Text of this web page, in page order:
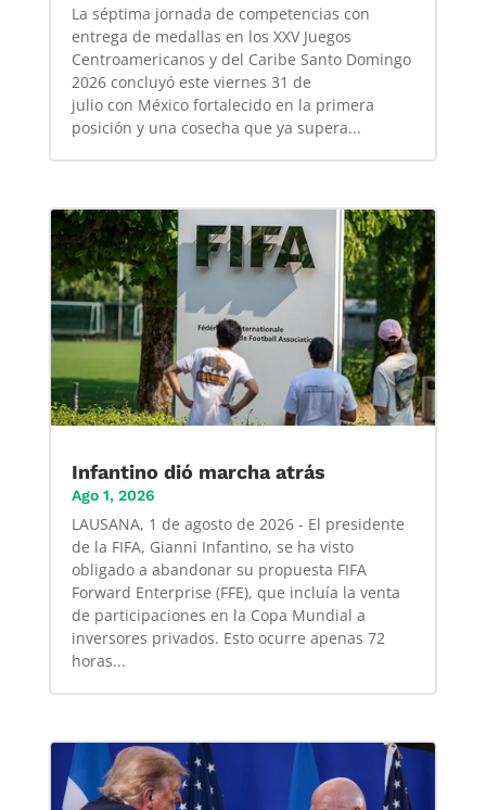
La séptima jornada de competencias con
entrega de medallas en los XXV Juegos
Centroamericanos y del Caribe Santo Domingo
2026 concluyó este viernes 31 de
julio con México fortalecido en la primera
posición y una cosecha que ya supera...
Infantino dió marcha atrás
Ago 1, 2026
LAUSANA, 1 de agosto de 2026 - El presidente
de la FIFA, Gianni Infantino, se ha visto
obligado a abandonar su propuesta FIFA
Forward Enterprise (FFE), que incluía la venta
de participaciones en la Copa Mundial a
inversores privados. Esto ocurre apenas 72
horas...